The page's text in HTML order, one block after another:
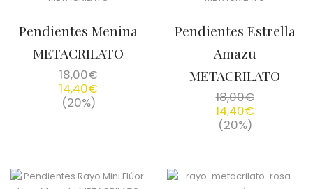
Pendientes Menina
METACRILATO
18,00€
14,40€
(20%)
Pendientes Estrella
Amazu
METACRILATO
18,00€
14,40€
(20%)